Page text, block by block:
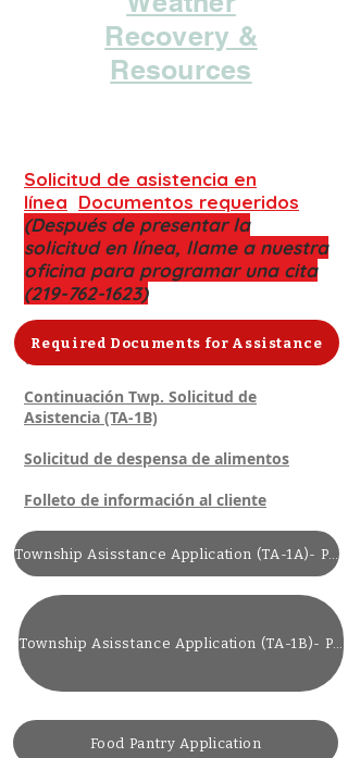
Recovery &
Resources
Solicitud de asistencia en
línea Documentos requeridos
(Después de presentar la
solicitud en línea, llame a nuestra
oficina para programar una cita
(219-762-1623)
Solicitud de asistencia del municipio
(TA-1A)
Continuación Twp. Solicitud de
Asistencia (TA-1B)
Solicitud de despensa de alimentos
Folleto de información al cliente
Indiana EAP (rhsconnect.com)
Required Documents for Assistance
Township Asisstance Application (TA-1A)- Printable
Township Asisstance Application (TA-1B)- Printable- Short Application for Repeat Clients
Food Pantry Application